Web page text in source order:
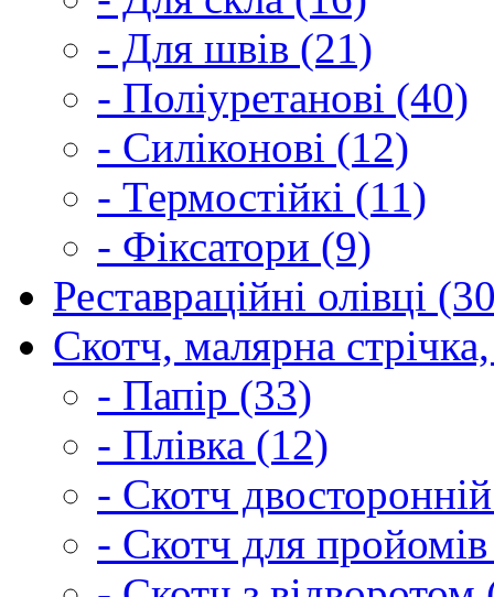
- Для швів (21)
- Поліуретанові (40)
- Силіконові (12)
- Термостійкі (11)
- Фіксатори (9)
Реставраційні олівці
Скотч, малярна
- Папір (33)
- Плівка (12)
- Скотч
- Скотч для